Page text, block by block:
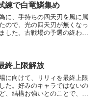
練で白竜鱗集め
に、手持ちの四天刃を風に属
ので、光の四天刃が無くなっ
した。古戦場の予選の終わっ
終上限解放
に向けて、リリィを最終上限
た。好みのキャラではないの
、結構お強いとのことで、解